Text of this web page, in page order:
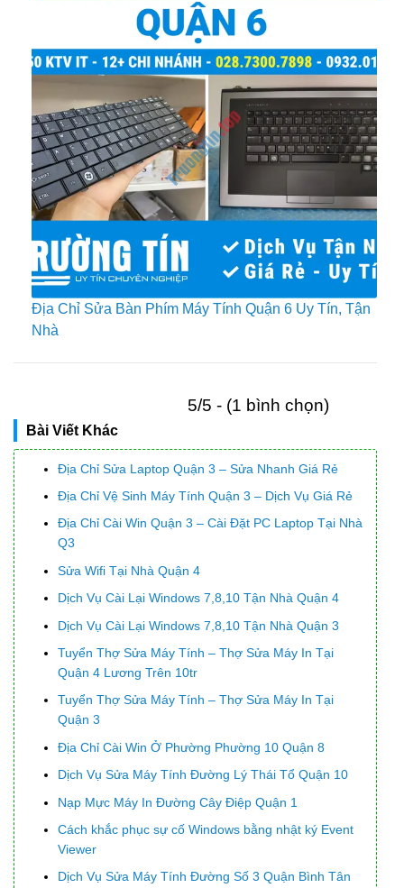
Địa Chỉ Sửa Bàn Phím Máy Tính Quận 6 Uy Tín, Tận
Nhà
5/5 - (1 bình chọn)
Bài Viết Khác
Địa Chỉ Sửa Laptop Quận 3 – Sửa Nhanh Giá Rẻ
Địa Chỉ Vệ Sinh Máy Tính Quận 3 – Dịch Vụ Giá Rẻ
Địa Chỉ Cài Win Quận 3 – Cài Đặt PC Laptop Tại Nhà
Q3
Sửa Wifi Tại Nhà Quận 4
Dịch Vụ Cài Lại Windows 7,8,10 Tận Nhà Quận 4
Dịch Vụ Cài Lại Windows 7,8,10 Tận Nhà Quận 3
Tuyển Thợ Sửa Máy Tính – Thợ Sửa Máy In Tại
Quận 4 Lương Trên 10tr
Tuyển Thợ Sửa Máy Tính – Thợ Sửa Máy In Tại
Quận 3
Địa Chỉ Cài Win Ở Phường Phường 10 Quận 8
Dịch Vụ Sửa Máy Tính Đường Lý Thái Tổ Quận 10
Nạp Mực Máy In Đường Cây Điệp Quận 1
Cách khắc phục sự cố Windows bằng nhật ký Event
Viewer
Dịch Vụ Sửa Máy Tính Đường Số 3 Quận Bình Tân